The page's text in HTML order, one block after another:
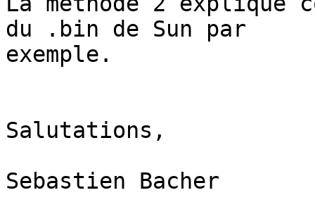
du .bin de Sun par
exemple.
Salutations,
Sebastien Bacher